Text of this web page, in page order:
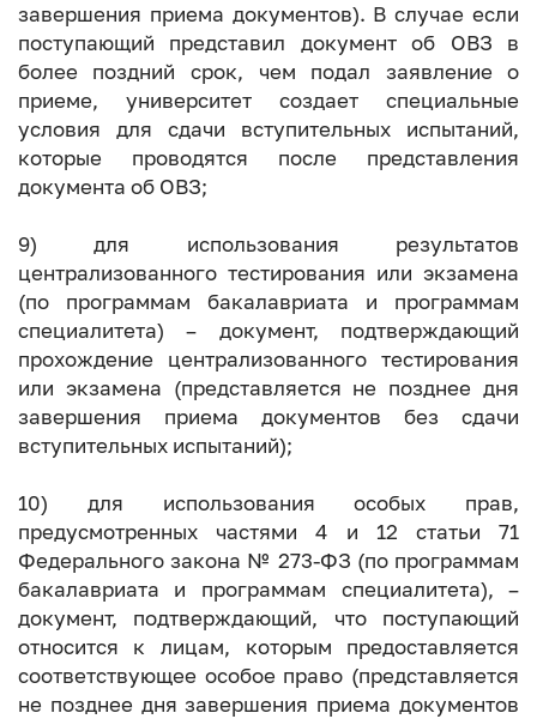
завершения приема документов). В случае если
поступающий представил документ об ОВЗ в
более поздний срок, чем подал заявление о
приеме, университет создает специальные
условия для сдачи вступительных испытаний,
которые проводятся после представления
документа об ОВЗ;
9) для использования результатов
централизованного тестирования или экзамена
(по программам бакалавриата и программам
специалитета) – документ, подтверждающий
прохождение централизованного тестирования
или экзамена (представляется не позднее дня
завершения приема документов без сдачи
вступительных испытаний);
10) для использования особых прав,
предусмотренных частями 4 и 12 статьи 71
Федерального закона № 273-ФЗ (по программам
бакалавриата и программам специалитета), –
документ, подтверждающий, что поступающий
относится к лицам, которым предоставляется
соответствующее особое право (представляется
не позднее дня завершения приема документов